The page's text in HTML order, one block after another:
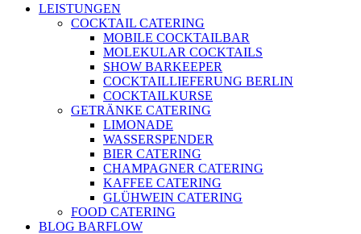
LEISTUNGEN
COCKTAIL CATERING
MOBILE COCKTAILBAR
MOLEKULAR COCKTAILS
SHOW BARKEEPER
COCKTAILLIEFERUNG BERLIN
COCKTAILKURSE
GETRÄNKE CATERING
LIMONADE
WASSERSPENDER
BIER CATERING
CHAMPAGNER CATERING
KAFFEE CATERING
GLÜHWEIN CATERING
FOOD CATERING
BLOG BARFLOW